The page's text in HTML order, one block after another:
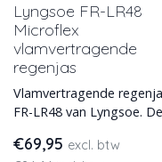
Lyngsoe FR-LR48
Microflex
vlamvertragende
regenjas
Vlamvertragende
FR-LR48 van Lyngsoe.
heeft een capuchon en is
€69,95 excl. btw